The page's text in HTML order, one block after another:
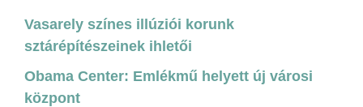
Vasarely színes illúziói korunk
sztárépítészeinek ihletői
Obama Center: Emlékmű helyett új városi
központ